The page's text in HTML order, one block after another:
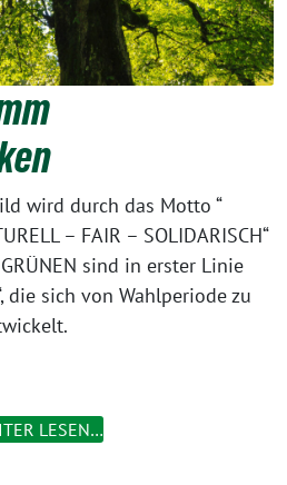
wird durch das Motto “
– FAIR – SOLIDARISCH“
sind in erster Linie
die sich von Wahlperiode zu
LESEN…